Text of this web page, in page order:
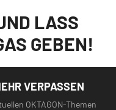
LASS
GEBEN!
VERPASSEN
OKTAGON-Themen